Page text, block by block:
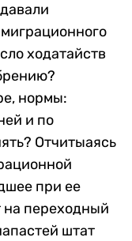
ходатайств
нормы:
и по
Отчитыаясь
при ее
переходный
штат